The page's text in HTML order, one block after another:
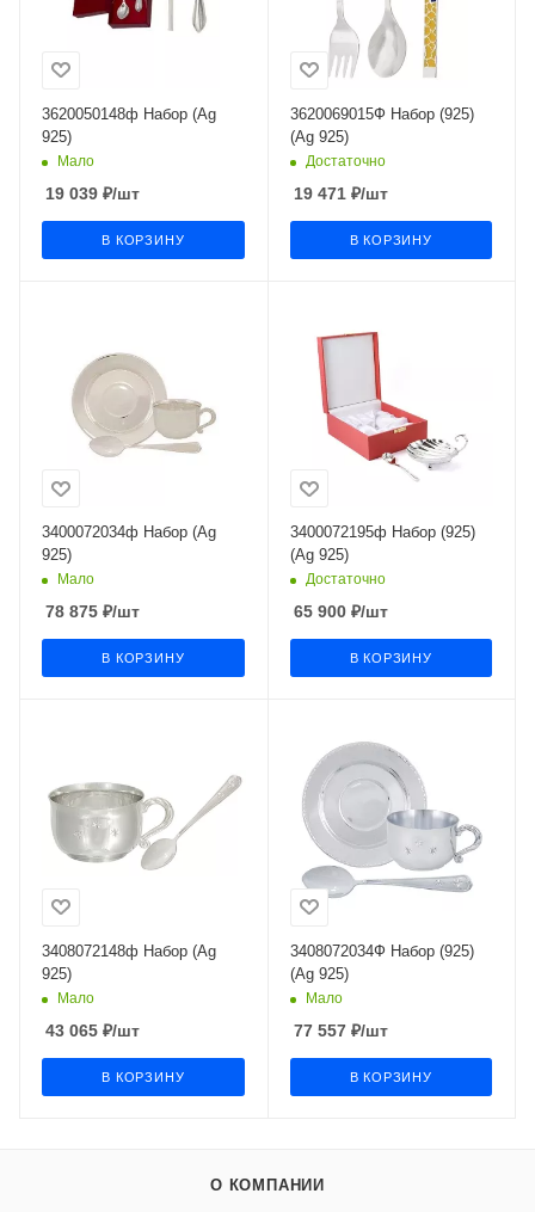
3620050148ф Набор (Ag
925)
Мало
19 039 ₽/шт
В КОРЗИНУ
3620069015Ф Набор (925)
(Ag 925)
Достаточно
19 471₽/шт
В КОРЗИНУ
3400072034ф Набор (Ag
925)
Мало
78 875 ₽/шт
В КОРЗИНУ
3400072195ф Набор (925)
(Ag 925)
Достаточно
65 900₽/шт
В КОРЗИНУ
3408072148ф Набор (Ag
925)
Мало
43 065 ₽/шт
В КОРЗИНУ
3408072034Ф Набор (925)
(Ag 925)
Мало
77 557₽/шт
В КОРЗИНУ
О КОМПАНИИ